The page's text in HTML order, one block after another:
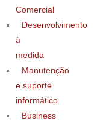
Comercial
Desenvolvimento
à
medida
Manutenção
e suporte
informático
Business